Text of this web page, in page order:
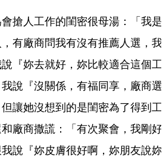
搶人工作的閨密很母湯：「我是
有廠商問我有沒有推薦人選，我
『妳去就好，妳比較適合這個工
說『沒關係，有福同享，廠商選
讓她沒想到的是閨密為了得到工
廠商撒謊：「有次聚會，我剛好
說『妳皮膚很好啊，妳朋友說妳